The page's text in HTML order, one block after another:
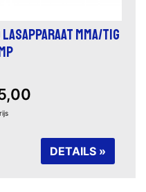
MMA/TIG
DETAILS »